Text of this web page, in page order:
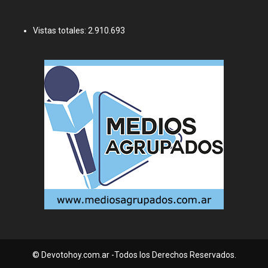
Vistas totales: 2.910.693
© Devotohoy.com.ar -Todos los Derechos Reservados.